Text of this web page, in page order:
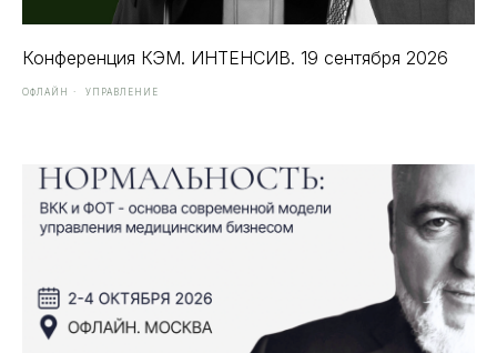
Конференция КЭМ. ИНТЕНСИВ. 19 сентября 2026
ОФЛАЙН УПРАВЛЕНИЕ